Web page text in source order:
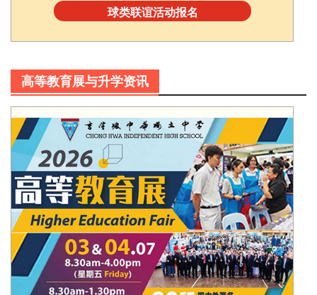
球类联谊活动报名
高等教育展与升学资讯